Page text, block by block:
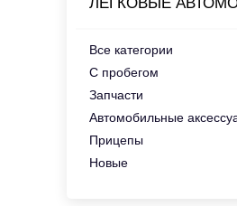
Все категории
С пробегом
Запчасти
Автомобильные
Прицепы
Новые